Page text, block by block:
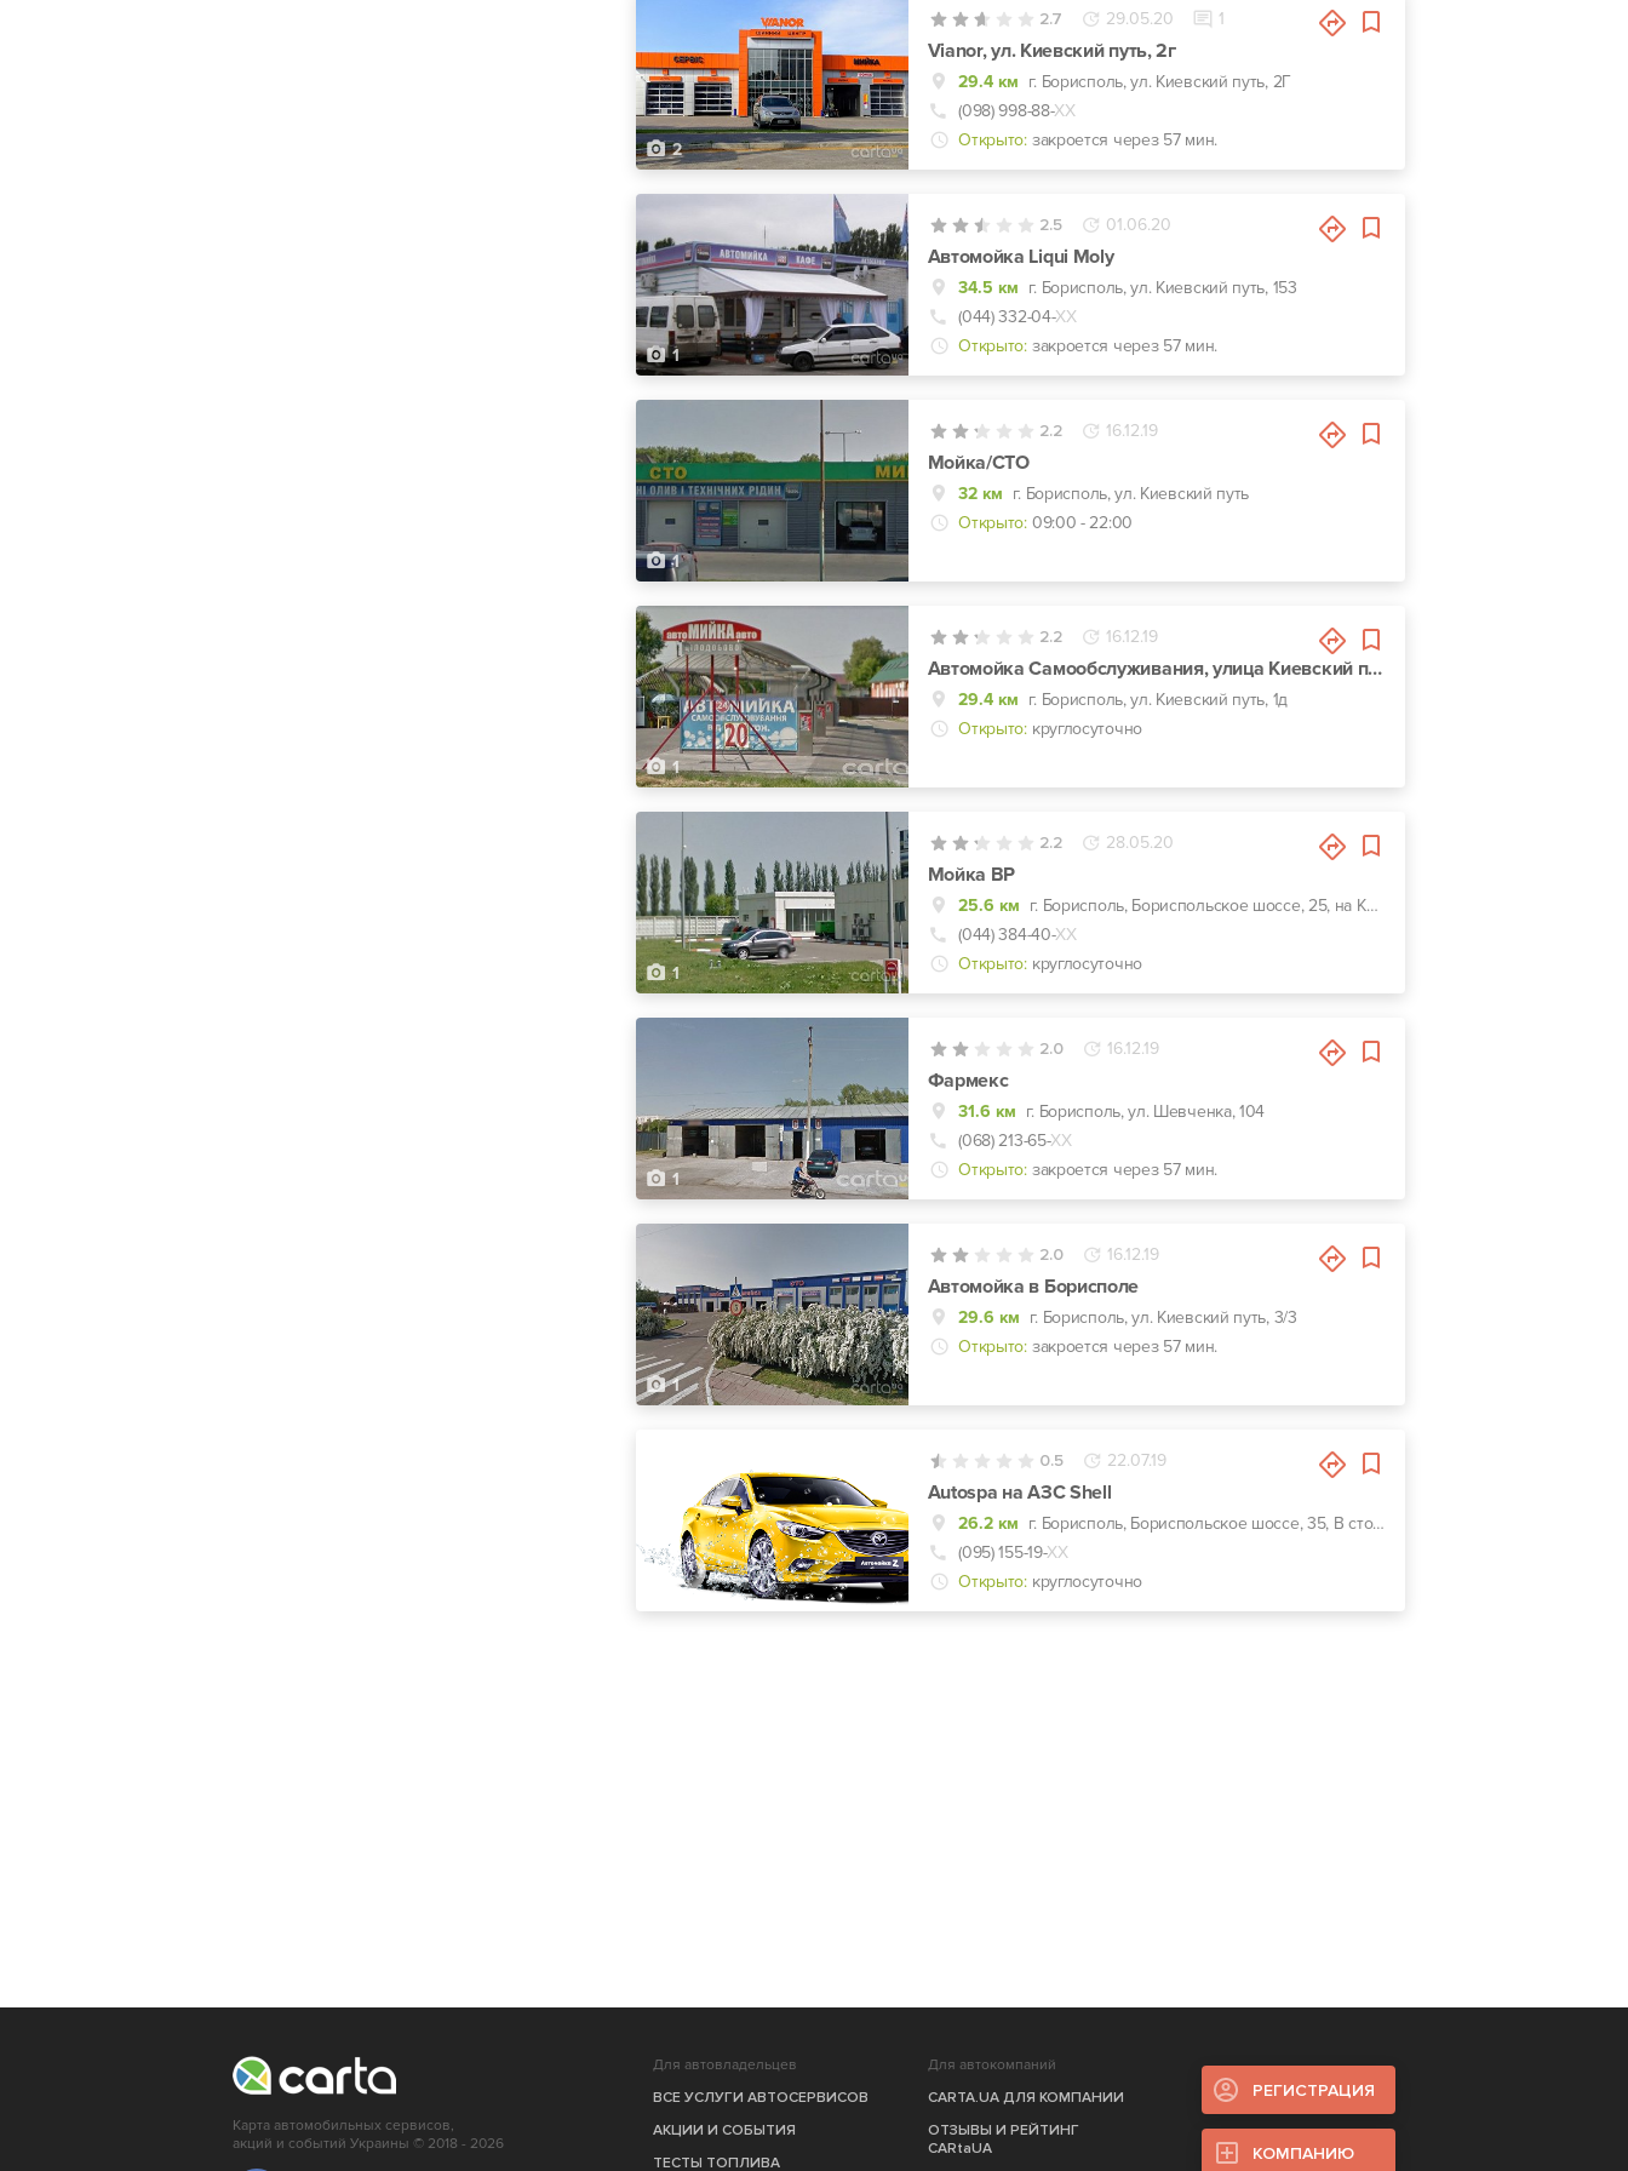
2
2.7 29.05.20 1
Vianor, ул. Киевский путь, 2г
29.4 км г. Борисполь, ул. Киевский путь, 2Г
(098) 998-88-ХХ
Открыто: закроется через 57 мин.
1
2.5 01.06.20
Автомойка Liqui Moly
34.5 км г. Борисполь, ул. Киевский путь, 153
(044) 332-04-ХХ
Открыто: закроется через 57 мин.
1
2.2 16.12.19
Мойка/СТО
32 км г. Борисполь, ул. Киевский путь
Открыто: 09:00 - 22:00
1
2.2 16.12.19
Автомойка Самообслуживания, улица Киевский путь, 1д
29.4 км г. Борисполь, ул. Киевский путь, 1д
Открыто: круглосуточно
1
2.2 28.05.20
Мойка BP
25.6 км
г. Борисполь, Бориспольское шоссе, 25, на Киев
(044) 384-40-ХХ
Открыто: круглосуточно
1
2.0 16.12.19
Фармекс
31.6 км г. Борисполь, ул. Шевченка, 104
(068) 213-65-ХХ
Открыто: закроется через 57 мин.
1
2.0 16.12.19
Автомойка в Борисполе
29.6 км г. Борисполь, ул. Киевский путь, 3/3
Открыто: закроется через 57 мин.
0
0.5 22.07.19
Autospa на АЗС Shell
26.2 км
г. Борисполь, Бориспольское шоссе, 35, В сторону Киева, АЗС Шелл
(095) 155-19-ХХ
Открыто: круглосуточно
Карта автомобильных сервисов,
акций и событий Украины © 2018 - 2026
Для автовладельцев
ВСЕ УСЛУГИ АВТОСЕРВИСОВ
АКЦИИ И СОБЫТИЯ
ТЕСТЫ ТОПЛИВА
Для автокомпаний
CARTA.UA ДЛЯ КОМПАНИИ
ОТЗЫВЫ И РЕЙТИНГ
CARtaUA
РЕГИСТРАЦИЯ
КОМПАНИЮ